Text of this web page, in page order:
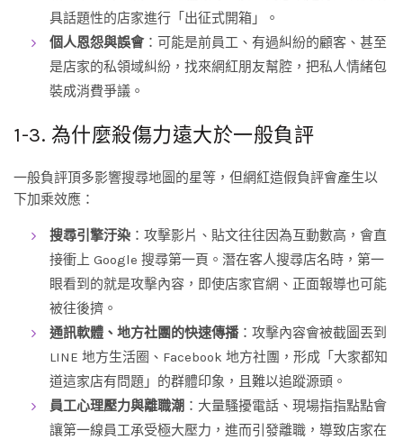
具話題性的店家進行「出征式開箱」。
個人恩怨與誤會：可能是前員工、有過糾紛的顧客、甚至
是店家的私領域糾紛，找來網紅朋友幫腔，把私人情緒包
裝成消費爭議。
1-3. 為什麼殺傷力遠大於一般負評
一般負評頂多影響搜尋地圖的星等，但網紅造假負評會產生以
下加乘效應：
搜尋引擎汙染 ：攻擊影片、貼文往往因為互動數高，會直
接衝上 Google 搜尋第一頁。潛在客人搜尋店名時，第一
眼看到的就是攻擊內容，即使店家官網、正面報導也可能
被往後擠。
通訊軟體、地方社團的快速傳播 ：攻擊內容會被截圖丟到
LINE 地方生活圈、Facebook 地方社團，形成「大家都知
道這家店有問題」的群體印象，且難以追蹤源頭。
員工心理壓力與離職潮 ：大量騷擾電話、現場指指點點會
讓第一線員工承受極大壓力，進而引發離職，導致店家在